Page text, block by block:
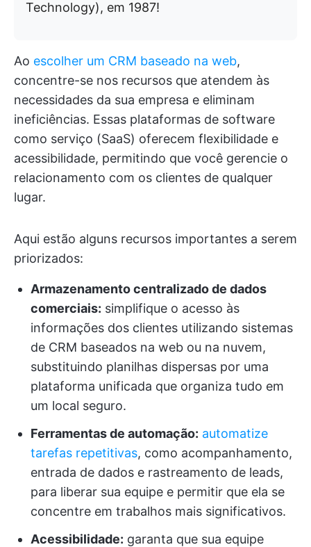
Technology), em 1987!
Ao escolher um CRM baseado na web,
concentre-se nos recursos que atendem às
necessidades da sua empresa e eliminam
ineficiências. Essas plataformas de software
como serviço (SaaS) oferecem flexibilidade e
acessibilidade, permitindo que você gerencie o
relacionamento com os clientes de qualquer
lugar.
Aqui estão alguns recursos importantes a serem
priorizados:
Armazenamento centralizado de dados
comerciais: simplifique o acesso às
informações dos clientes utilizando sistemas
de CRM baseados na web ou na nuvem,
substituindo planilhas dispersas por uma
plataforma unificada que organiza tudo em
um local seguro.
Ferramentas de automação: automatize
tarefas repetitivas, como acompanhamento,
entrada de dados e rastreamento de leads,
para liberar sua equipe e permitir que ela se
concentre em trabalhos mais significativos.
Acessibilidade: garanta que sua equipe